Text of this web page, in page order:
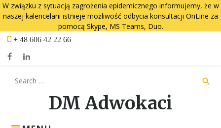
W związku z sytuacją zagrożenia epidemicznego informujemy, że w
naszej kalencelarii istnieje możliwość odbycia konsultacji OnLine za
pomocą Skype, MS Teams, Duo.
Skip
content
+ 48 606 42 22 66
DM Adwokaci
Search
search